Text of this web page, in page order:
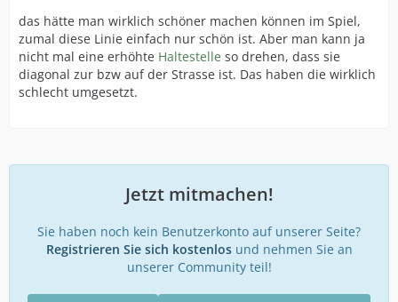
das hätte man wirklich schöner machen können im Spiel,
zumal diese Linie einfach nur schön ist. Aber man kann ja
nicht mal eine erhöhte Haltestelle so drehen, dass sie
diagonal zur bzw auf der Strasse ist. Das haben die wirklich
schlecht umgesetzt.
Jetzt mitmachen!
Sie haben noch kein Benutzerkonto auf unserer Seite?
Registrieren Sie sich kostenlosund nehmen Sie an
unserer Community teil!